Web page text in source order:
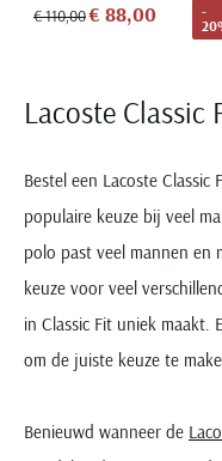
€ 110,00€ 88,00
-
Lacoste
Bestel een Lacoste Classic
populaire keuze bij veel
polo past veel mannen en
keuze voor veel
in Classic Fit uniek maakt.
om de juiste keuze te
Benieuwd wanneer de